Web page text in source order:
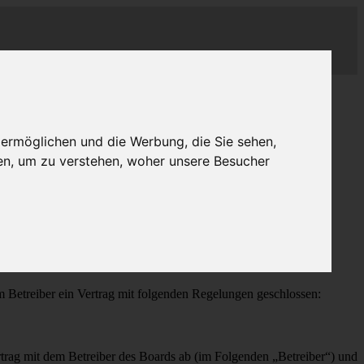
und die Werbung, die Sie sehen,
um zu verstehen, woher unsere Besucher
ein Vertrag mit folgenden Regelungen geschlossen:
mit dem Betreiber des Boards ab (im Folgenden „Betreiber“) und